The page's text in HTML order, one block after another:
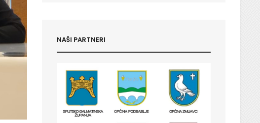
NAŠI PARTNERI